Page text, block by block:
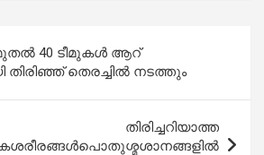
40 ടീമുകൾ ആറ്
തിരിഞ്ഞ് തെരച്ചിൽ നടത്തും
തിരിച്ചറിയാത്ത